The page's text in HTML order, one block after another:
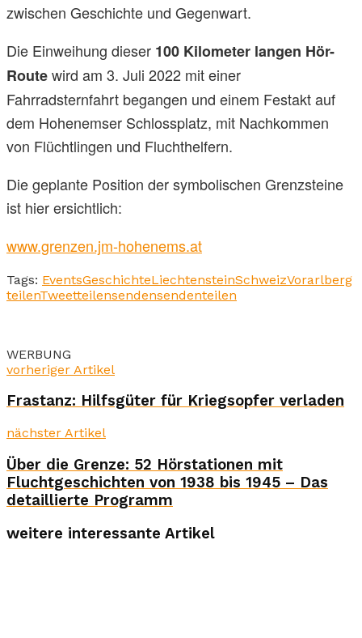
zwischen Geschichte und Gegenwart.
Die Einweihung dieser 100 Kilometer langen Hör-
Routewird am 3. Juli 2022 mit einer
Fahrradsternfahrt begangen und einem Festakt auf
dem Hohenemser Schlossplatz, mit Nachkommen
von Flüchtlingen und Fluchthelfern.
Die geplante Position der symbolischen Grenzsteine
ist hier ersichtlich:
www.grenzen.jm-hohenems.at
Tags: EventsGeschichteLiechtensteinSchweizVorarlberg
teilenTweetteilensendensendenteilen
WERBUNG
vorheriger Artikel
Frastanz: Hilfsgüter für Kriegsopfer verladen
nächster Artikel
Über die Grenze: 52 Hörstationen mit
Fluchtgeschichten von 1938 bis 1945 – Das
detaillierte Programm
weitere interessante Artikel